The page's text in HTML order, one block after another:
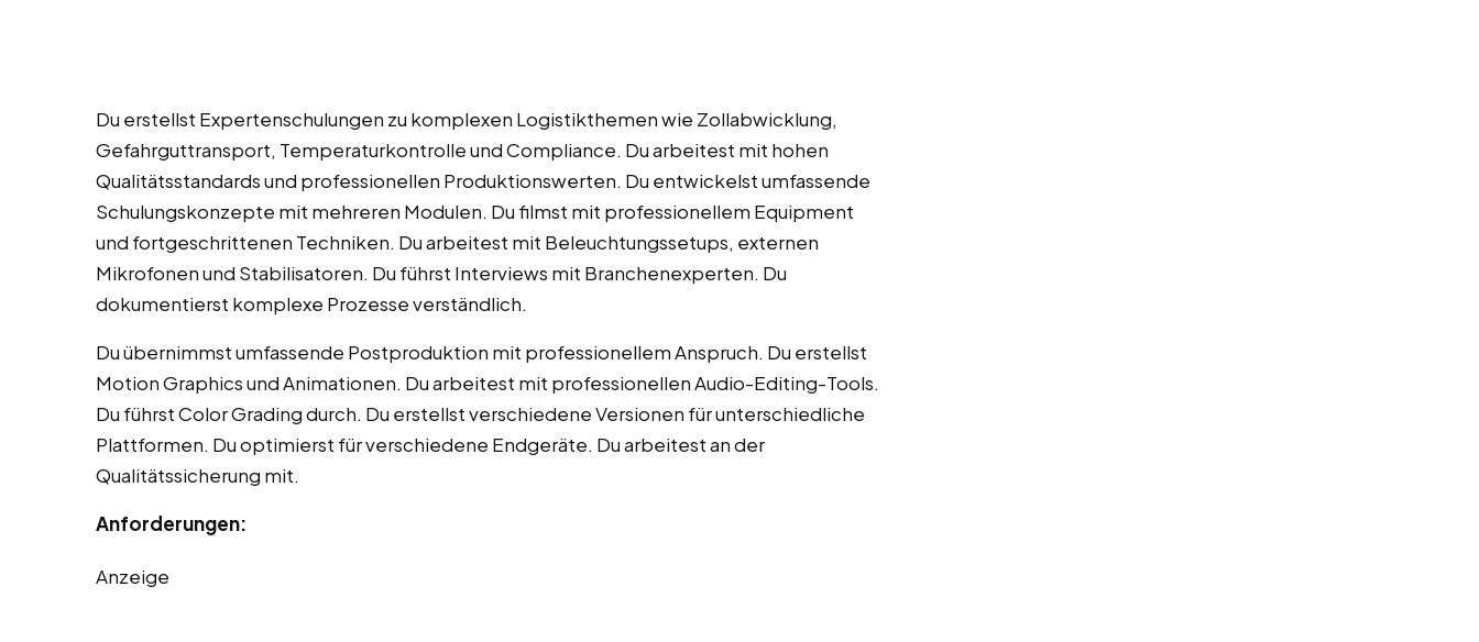
Du erstellst Expertenschulungen zu komplexen Logistikthemen wie Zollabwicklung,
Gefahrguttransport, Temperaturkontrolle und Compliance. Du arbeitest mit hohen
Qualitätsstandards und professionellen Produktionswerten. Du entwickelst umfassende
Schulungskonzepte mit mehreren Modulen. Du filmst mit professionellem Equipment
und fortgeschrittenen Techniken. Du arbeitest mit Beleuchtungssetups, externen
Mikrofonen und Stabilisatoren. Du führst Interviews mit Branchenexperten. Du
dokumentierst komplexe Prozesse verständlich.
Du übernimmst umfassende Postproduktion mit professionellem Anspruch. Du erstellst
Motion Graphics und Animationen. Du arbeitest mit professionellen Audio-Editing-Tools.
Du führst Color Grading durch. Du erstellst verschiedene Versionen für unterschiedliche
Plattformen. Du optimierst für verschiedene Endgeräte. Du arbeitest an der
Qualitätssicherung mit.
Anforderungen:
Anzeige